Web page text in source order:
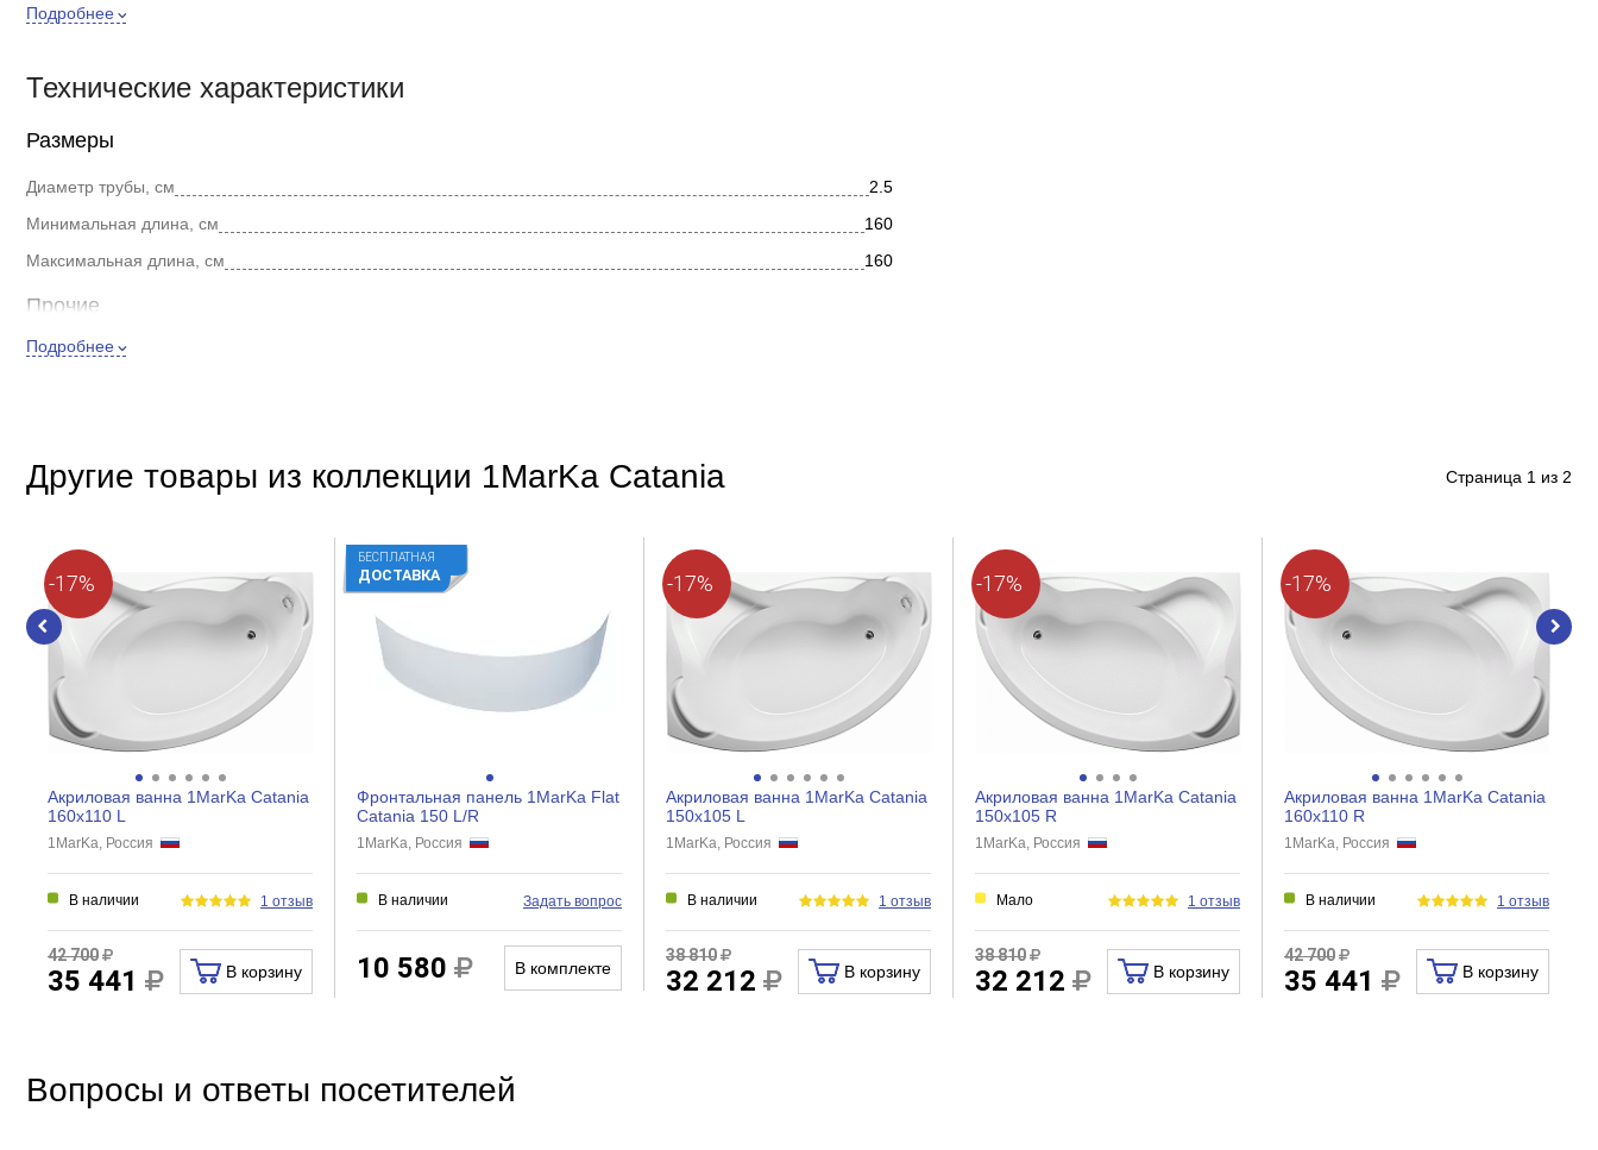
проводятся акции, скидки и распродажи. Остались вопросы? Звоните по телефону +7(495) 118-43-83 и мы поможем сделать правильный
Подробнее
Технические характеристики
Размеры
Диаметр трубы, см
2.5
Минимальная длина, см
160
Максимальная длина, см
160
Прочие
Глубина, см
Форма
Покрытие
Материал
Нержавеющая сталь
Крепление
Подробнее
Другие товары из коллекции 1MarKa Catania Страница 1 из 2
-17%
Акриловая ванна 1MarKa Catania
160x110 L
1MarKa, Россия
В наличии 1 отзыв
42 700
35 441 В корзину
БЕСПЛАТНАЯ
ДОСТАВКА
Фронтальная панель 1MarKa Flat
Catania 150 L/R
1MarKa, Россия
В наличии Задать вопрос
10 580 В комплекте
-17%
Акриловая ванна 1MarKa Catania
150x105 L
1MarKa, Россия
В наличии 1 отзыв
38 810
32 212 В корзину
-17%
Акриловая ванна 1MarKa Catania
150x105 R
1MarKa, Россия
Мало 1 отзыв
38 810
32 212 В корзину
-17%
Акриловая ванна 1MarKa Catania
160x110 R
1MarKa, Россия
В наличии 1 отзыв
42 700
35 441 В корзину
Вопросы и ответы посетителей